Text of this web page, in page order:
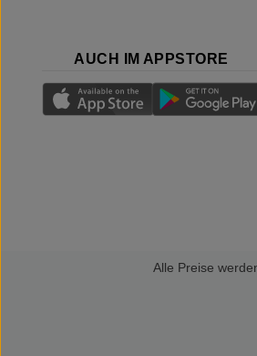
AUCH IM APPSTORE
Alle Preise